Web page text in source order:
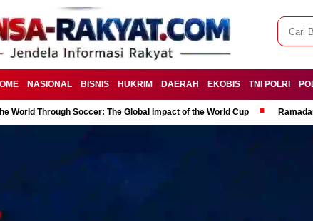
NASIONAL BISNIS HUKRIM DAERAH EKOBIS TNI POLRI
World Through Soccer: The Global Impact of the World Cup